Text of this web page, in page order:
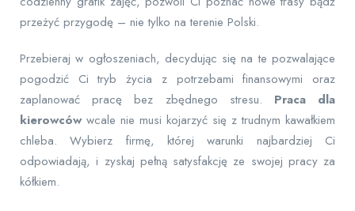
przeżyć przygodę – nie tylko na terenie Polski.
Przebieraj w ogłoszeniach, decydując się na te pozwalające
pogodzić Ci tryb życia z potrzebami finansowymi oraz
zaplanować pracę bez zbędnego stresu. Praca dla
kierowcówwcale nie musi kojarzyć się z trudnym kawałkiem
chleba. Wybierz firmę, której warunki najbardziej Ci
odpowiadają, i zyskaj pełną satysfakcję ze swojej pracy za
kółkiem.